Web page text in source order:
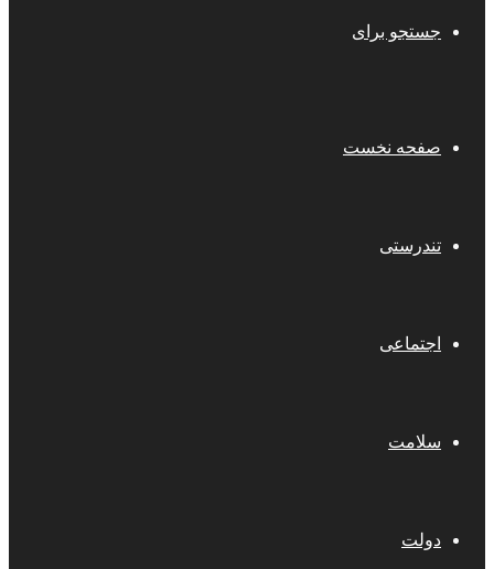
جستجو برای
صفحه نخست
تندرستی
اجتماعی
سلامت
دولت